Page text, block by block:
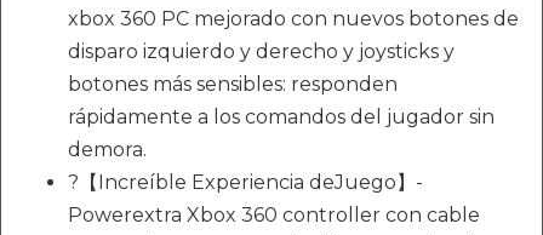
xbox 360 PC mejorado con nuevos botones de
disparo izquierdo y derecho y joysticks y
botones más sensibles: responden
rápidamente a los comandos del jugador sin
demora.
?【Increíble Experiencia deJuego】-
Powerextra Xbox 360 controller con cable